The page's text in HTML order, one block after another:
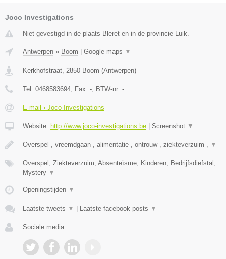
Joco Investigations
Niet gevestigd in de plaats Bleret en in de provincie Luik.
Antwerpen » Boom Google maps ▼
Kerkhofstraat, 2850 Boom (Antwerpen)
Tel: 0468583694, Fax: -, BTW-nr: -
E-mail › Joco Investigations
Website: http://www.joco-investigations.be Screenshot ▼
Overspel , vreemdgaan , alimentatie , ontrouw , ziekteverzuim , ▼
Overspel, Ziekteverzuim, Absenteïsme, Kinderen, Bedrijfsdiefstal,
Mystery ▼
Openingstijden ▼
Laatste tweets ▼ Laatste facebook posts ▼
Sociale media: